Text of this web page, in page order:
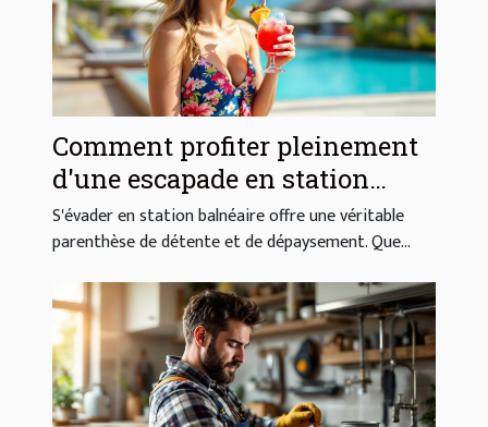
Comment profiter pleinement
d'une escapade en station
balnéaire ?
S'évader en station balnéaire offre une véritable
parenthèse de détente et de dépaysement. Que...